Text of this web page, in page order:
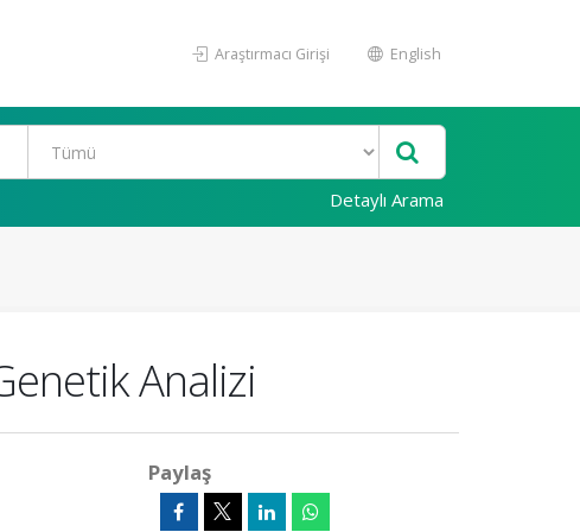
Araştırmacı Girişi English
Detaylı Arama
Analizi
Paylaş